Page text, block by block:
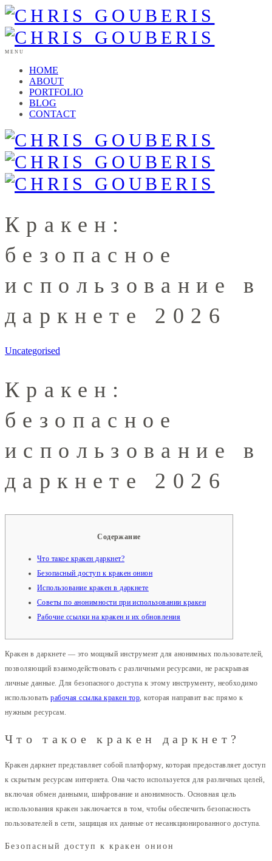
MENU
HOME
ABOUT
PORTFOLIO
BLOG
CONTACT
Кракен:
безопасное
использование в
даркнете 2026
Uncategorised
Кракен:
безопасное
использование в
даркнете 2026
Содержание
Что такое кракен даркнет?
Безопасный доступ к кракен онион
Использование кракен в даркнете
Советы по анонимности при использовании кракен
Рабочие ссылки на кракен и их обновления
Кракен в даркнете — это мощный инструмент для анонимных пользователей,
позволяющий взаимодействовать с различными ресурсами, не раскрывая
личные данные. Для безопасного доступа к этому инструменту, необходимо
использоватьрабочая ссылка кракен тор, которая направит вас прямо к
нужным ресурсам.
Что такое кракен даркнет?
Кракен даркнет представляет собой платформу, которая предоставляет доступ
к скрытым ресурсам интернета. Она часто используется для различных целей,
включая обмен данными, шифрование и анонимность. Основная цель
использования кракен заключается в том, чтобы обеспечить безопасность
пользователей в сети, защищая их данные от несанкционированного доступа.
Безопасный доступ к кракен онион